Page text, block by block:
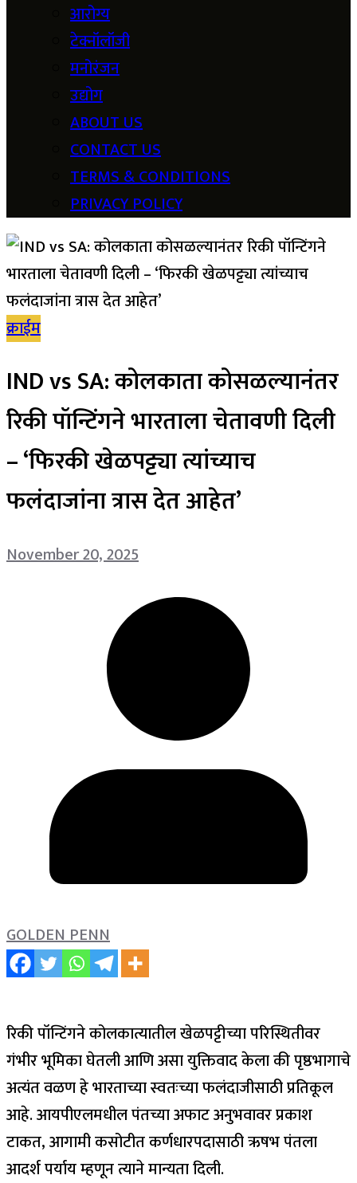
आरोग्य
टेक्नॉलॉजी
मनोरंजन
उद्योग
ABOUT US
CONTACT US
TERMS & CONDITIONS
PRIVACY POLICY
क्राईम
IND vs SA: कोलकाता कोसळल्यानंतर
रिकी पॉन्टिंगने भारताला चेतावणी दिली
– ‘फिरकी खेळपट्ट्या त्यांच्याच
फलंदाजांना त्रास देत आहेत’
November 20, 2025
GOLDEN PENN
रिकी पॉन्टिंगने कोलकात्यातील खेळपट्टीच्या परिस्थितीवर
गंभीर भूमिका घेतली आणि असा युक्तिवाद केला की पृष्ठभागाचे
अत्यंत वळण हे भारताच्या स्वतःच्या फलंदाजीसाठी प्रतिकूल
आहे. आयपीएलमधील पंतच्या अफाट अनुभवावर प्रकाश
टाकत, आगामी कसोटीत कर्णधारपदासाठी ऋषभ पंतला
आदर्श पर्याय म्हणून त्याने मान्यता दिली.